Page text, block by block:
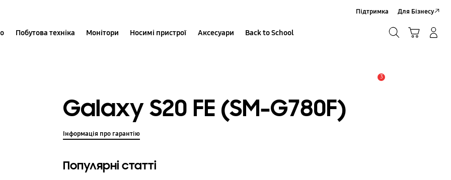
Побутова техніка Монітори Носимі пристрої Аксесуари Back to School
Підтримка Для Бізнесу
3
Galaxy S20 FE (SM-G780F)
Інформація про гарантію
Популярні статті